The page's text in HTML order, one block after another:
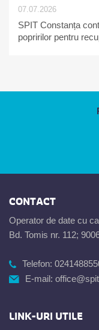
07.07.2026
SPIT Constanța
popririlor pentru
CONTACT
Operator de date cu
Bd. Tomis nr. 112;
Telefon:
E-mail:
LINK-URI UTILE